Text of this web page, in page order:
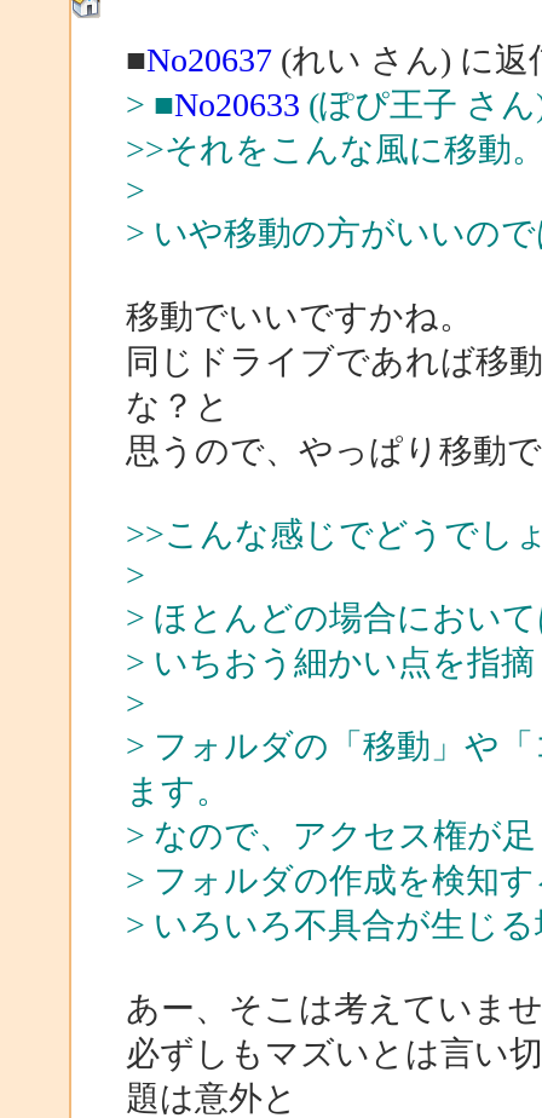
■No20637(れい さん) に返
> ■No20633 (ぽぴ王子 さ
>>それをこんな風に移動
>
> いや移動の方がいいの
移動でいいですかね。
同じドライブであれば移
な？と
思うので、やっぱり移動
>>こんな感じでどうでし
>
> ほとんどの場合におい
> いちおう細かい点を指
>
> フォルダの「移動」や
ます。
> なので、アクセス権が
> フォルダの作成を検知
> いろいろ不具合が生じ
あー、そこは考えていま
必ずしもマズいとは言い
題は意外と